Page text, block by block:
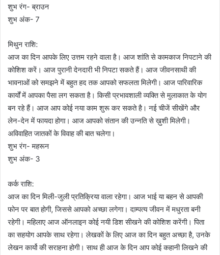
शुभ रंग- ब्राउन
शुभ अंक- 7
मिथुन राशि:
आज का दिन आपके लिए उत्तम रहने वाला है। आज शांति से कामकाज निपटाने की
कोशिश करें। आज पुरानी देनदारी भी निपटा सकते हैं। आज जीवनसाथी की
भावनाओं को समझने में बहुत हद तक आपको सफलता मिलेगी। आज पारिवारिक
कार्यों में आपका पैसा लग सकता है। किसी प्रभावशाली व्यक्ति से मुलाकात के योग
बन रहे हैं। आज आप कोई नया काम शुरू कर सकते है। नई चीजें सीखेंगे और
लेन-देन में फायदा होगा। आज आपको संतान की उन्नति से ख़ुशी मिलेगी।
अविवाहित जातकों के विवाह की बात चलेगा।
शुभ रंग- महरून
शुभ अंक- 3
कर्क राशि:
आज का दिन मिली-जुली प्रतिक्रिया वाला रहेगा। आज भाई या बहन से आपकी
फोन पर बात होगी, जिससे आपको अच्छा लगेगा। दाम्पत्य जीवन में मधुरता बनी
रहेगी। महिलाए आज ऑनलाइन कोई नयी डिश सीखने की कोशिश करेंगी। पिता
का सहयोग आपके साथ रहेगा। लेखकों के लिए आज का दिन बहुत अच्छा है, उनके
लेखन कार्यो की सराहना होगी। साथ ही आज के दिन आप कोई कहानी लिखने की